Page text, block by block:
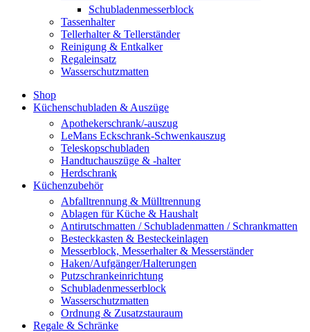
Schubladenmesserblock
Tassenhalter
Tellerhalter & Tellerständer
Reinigung & Entkalker
Regaleinsatz
Wasserschutzmatten
Shop
Küchenschubladen & Auszüge
Apothekerschrank/-auszug
LeMans Eckschrank-Schwenkauszug
Teleskopschubladen
Handtuchauszüge & -halter
Herdschrank
Küchenzubehör
Abfalltrennung & Mülltrennung
Ablagen für Küche & Haushalt
Antirutschmatten / Schubladenmatten / Schrankmatten
Besteckkasten & Besteckeinlagen
Messerblock, Messerhalter & Messerständer
Haken/Aufgänger/Halterungen
Putzschrankeinrichtung
Schubladenmesserblock
Wasserschutzmatten
Ordnung & Zusatzstauraum
Regale & Schränke